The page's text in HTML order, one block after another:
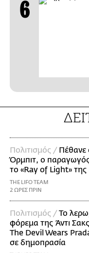
Πολιτισμός / Πέθανε
Όρμπιτ, ο
το «Ray of Light»
THE LIFO TEAM
2 ΩΡΕΣ ΠΡΙΝ
Πολιτισμός / Το
φόρεμα της Άντι
The Devil Wears
σε δημοπρασία